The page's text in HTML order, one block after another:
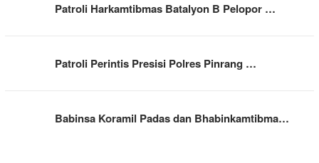
Patroli Harkamtibmas Batalyon B Pelopor …
Patroli Perintis Presisi Polres Pinrang …
Babinsa Koramil Padas dan Bhabinkamtibma…